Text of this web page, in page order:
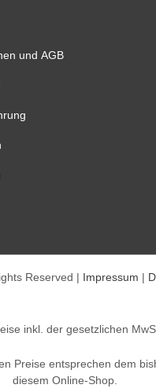
und AGB
Reserved | Impressum |
inkl. der gesetzlichen
Preise entsprechen dem
diesem Online-Shop.